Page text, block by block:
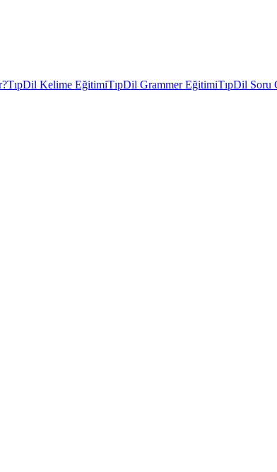
TıpDil Kelime EğitimiTıpDil Grammer EğitimiTıpDil Soru